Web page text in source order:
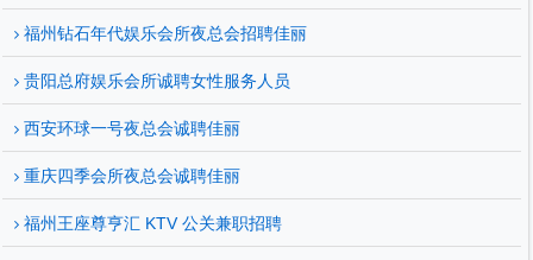
福州钻石年代娱乐会所夜总会招聘佳丽
贵阳总府娱乐会所诚聘女性服务人员
西安环球一号夜总会诚聘佳丽
重庆四季会所夜总会诚聘佳丽
福州王座尊亨汇 KTV 公关兼职招聘